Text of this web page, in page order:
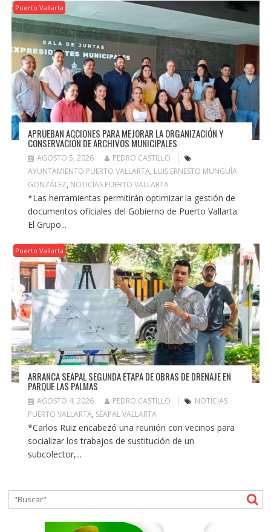
Puerto Vallarta
APRUEBAN ACCIONES PARA MEJORAR LA ORGANIZACIÓN Y
CONSERVACIÓN DE ARCHIVOS MUNICIPALES
AGOSTO 5, 2026
PEDRO CASTILLO
AYUNTAMIENTO PUERTO VALLARTA, LUIS ERNESTO MUNGUÍA
GONZÁLEZ, NOTICIAS PUERTO VALLARTA
*Las herramientas permitirán optimizar la gestión de
documentos oficiales del Gobierno de Puerto Vallarta.
El Grupo...
Puerto Vallarta
ARRANCA SEAPAL SEGUNDA ETAPA DE OBRAS DE DRENAJE EN
PARQUE LAS PALMAS
AGOSTO 4, 2026 PEDRO CASTILLO
NOTICIAS
PUERTO VALLARTA, SEAPAL VALLARTA
*Carlos Ruiz encabezó una reunión con vecinos para
socializar los trabajos de sustitución de un
subcolector,...